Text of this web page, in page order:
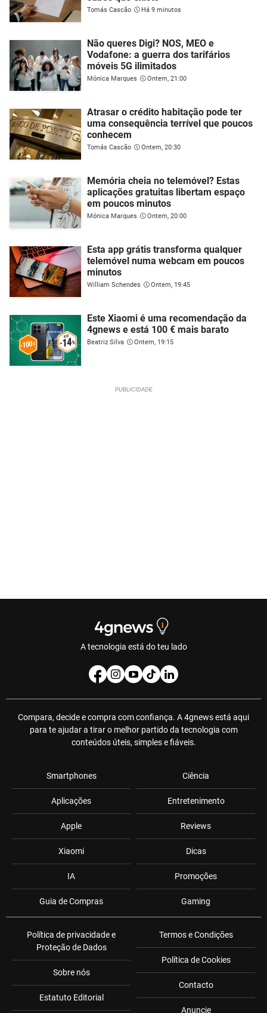
Tomás Cascão Há 9 minutos
Não queres Digi? NOS, MEO e
Vodafone: a guerra dos tarifários
móveis 5G ilimitados
Mónica Marques Ontem, 21:00
Atrasar o crédito habitação pode ter
uma consequência terrível que poucos
conhecem
Tomás Cascão Ontem, 20:30
Memória cheia no telemóvel? Estas
aplicações gratuitas libertam espaço
em poucos minutos
Mónica Marques Ontem, 20:00
Esta app grátis transforma qualquer
telemóvel numa webcam em poucos
minutos
William Schendes Ontem, 19:45
Este Xiaomi é uma recomendação da
4gnews e está 100 € mais barato
Beatriz Silva Ontem, 19:15
A tecnologia está do teu lado
Compara, decide e compra com confiança. A 4gnews está aqui
para te ajudar a tirar o melhor partido da tecnologia com
conteúdos úteis, simples e fiáveis.
Smartphones
Aplicações
Apple
Xiaomi
IA
Guia de Compras
Ciência
Entretenimento
Reviews
Dicas
Promoções
Gaming
Política de privacidade e
Proteção de Dados
Sobre nós
Estatuto Editorial
Termos e Condições
Política de Cookies
Contacto
Anuncie